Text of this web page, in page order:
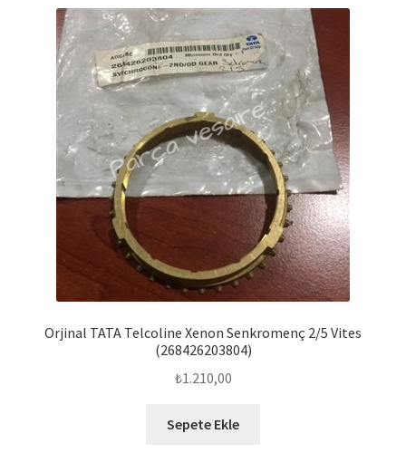
Orjinal TATA Telcoline Xenon Senkromenç 2/5 Vites
(268426203804)
₺1.210,00
Sepete Ekle